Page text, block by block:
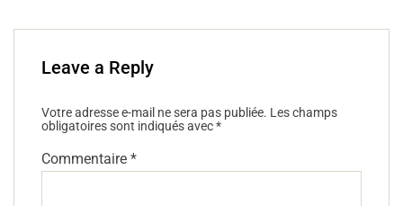
Leave a Reply
Votre adresse e-mail ne sera pas publiée. Les champs
obligatoires sont indiqués avec*
Commentaire *